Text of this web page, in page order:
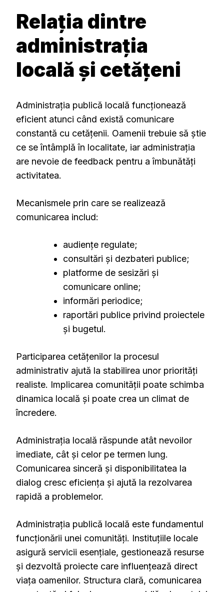
Relația dintre
administrația
locală și cetățeni
Administrația publică locală funcționează
eficient atunci când există comunicare
constantă cu cetățenii. Oamenii trebuie să știe
ce se întâmplă în localitate, iar administrația
are nevoie de feedback pentru a îmbunătăți
activitatea.
Mecanismele prin care se realizează
comunicarea includ:
audiențe regulate;
consultări și dezbateri publice;
platforme de sesizări și
comunicare online;
informări periodice;
raportări publice privind proiectele
și bugetul.
Participarea cetățenilor la procesul
administrativ ajută la stabilirea unor priorități
realiste. Implicarea comunității poate schimba
dinamica locală și poate crea un climat de
încredere.
Administrația locală răspunde atât nevoilor
imediate, cât și celor pe termen lung.
Comunicarea sinceră și disponibilitatea la
dialog cresc eficiența și ajută la rezolvarea
rapidă a problemelor.
Administrația publică locală este fundamentul
funcționării unei comunități. Instituțiile locale
asigură servicii esențiale, gestionează resurse
și dezvoltă proiecte care influențează direct
viața oamenilor. Structura clară, comunicarea